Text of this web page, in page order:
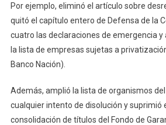
Por ejemplo, eliminó el artículo sobre
quitó el capítulo entero de Defensa de la
cuatro las declaraciones de emergencia y
la lista de empresas sujetas a
Banco Nación).
Además, amplió la lista de organismos
cualquier intento de disolución y suprimió
consolidación de títulos del Fondo de